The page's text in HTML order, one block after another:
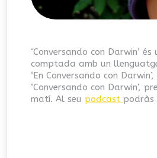
‘Conversando con Darwin’
comptada amb un
‘En Conversando con
‘Conversando con Darwin’,
matí. Al seu podcast podràs